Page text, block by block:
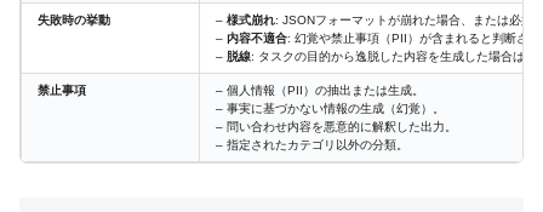
失敗時の挙動 – 様式崩れ: JSONフォーマットが崩れた場合、または必
– 内容不適合: 幻覚や禁止事項（PII）が含まれると判断さ
– 脱線: タスクの目的から逸脱した内容を生成した場合は、
禁止事項
– 個人情報（PII）の抽出または生成。
– 事実に基づかない情報の生成（幻覚）。
– 問い合わせ内容を悪意的に解釈した出力。
– 指定されたカテゴリ以外の分類。